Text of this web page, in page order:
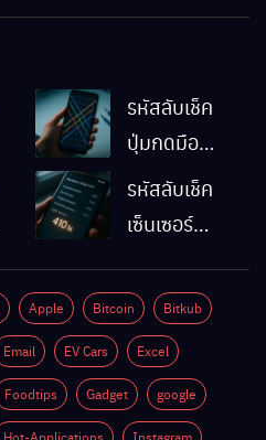
รหัสลับเช็ค
ปุ่มกดมือถือ
Android
ทำงานปกติ
รหัสลับเช็ค
เซ็นเซอร์
Android
ทำงานปกติ
ไหม
Apple Bitcoin Bitkub
Email EV Cars Excel
Foodtips Gadget google